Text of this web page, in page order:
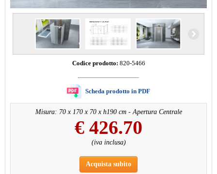
Codice prodotto: 820-5466
Scheda prodotto in PDF
Misura: 70 x 170 x 70 x h190 cm - Apertura Centrale
€ 426.70
(iva inclusa)
Acquista subito